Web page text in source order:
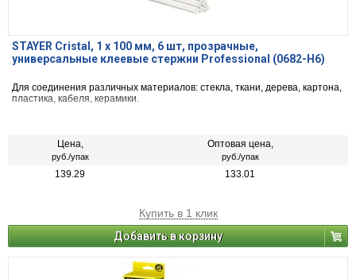
STAYER Cristal, 1 х 100 мм, 6 шт, прозрачные,
универсальные клеевые стержни Professional (0682-H6)
Для соединения различных материалов: стекла, ткани, дерева, картона,
пластика, кабеля, керамики.
Цена,
руб./упак
Оптовая цена,
руб./упак
139.29 133.01
Купить в 1 клик
Добавить в корзину